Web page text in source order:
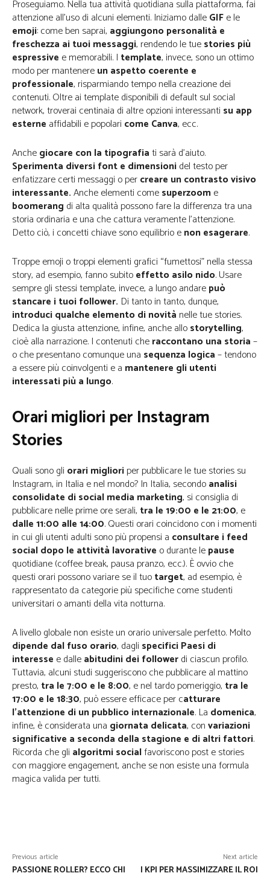
Proseguiamo. Nella tua attività quotidiana sulla piattaforma, fai
attenzione all’uso di alcuni elementi. Iniziamo dalleGIFe le
emoji: come ben saprai, aggiungono personalità e
freschezza ai tuoi messaggi, rendendo le tuestories più
espressive e memorabili. I template, invece, sono un ottimo
modo per mantenereun aspetto coerente e
professionale, risparmiando tempo nella creazione dei
contenuti. Oltre ai template disponibili di default sul social
network, troverai centinaia di altre opzioni interessanti su app
esterne affidabili e popolari come Canva, ecc.
Anchegiocare con la tipografiati sarà d’aiuto.
Sperimenta diversi fonte dimensionidel testo per
enfatizzare certi messaggi o percreare un contrasto visivo
interessante.Anche elementi comesuperzoome
boomerang di alta qualità possono fare la differenza tra una
storia ordinaria e una che cattura veramente l’attenzione.
Detto ciò, i concetti chiave sono equilibrio enon esagerare.
Troppe emoji o troppi elementi grafici “fumettosi” nella stessa
story, ad esempio, fanno subitoeffetto asilo nido. Usare
sempre gli stessi template, invece, a lungo andarepuò
stancare i tuoi follower. Di tanto in tanto, dunque,
introduci qualche elemento di novità nelle tue stories.
Dedica la giusta attenzione, infine, anche allostorytelling,
cioè alla narrazione. I contenuti cheraccontano una storia–
o che presentano comunque una sequenza logica– tendono
a essere più coinvolgenti e a mantenere gli utenti
interessati più a lungo.
Orari migliori per Instagram
Stories
Quali sono gli orari miglioriper pubblicare le tue stories su
Instagram, in Italia e nel mondo? In Italia, secondoanalisi
consolidate di social media marketing, si consiglia di
pubblicare nelle prime ore serali, tra le 19:00 e le 21:00, e
dalle 11:00 alle 14:00. Questi orari coincidono con i momenti
in cui gli utenti adulti sono più propensi a consultare i feed
social dopo le attività lavorative o durante lepause
quotidiane (coffee break, pausa pranzo, ecc.). È ovvio che
questi orari possono variare se il tuotarget, ad esempio, è
rappresentato da categorie più specifiche come studenti
universitari o amanti della vita notturna.
A livello globale non esiste un orario universale perfetto. Molto
dipende dal fuso orario, dagli specifici Paesi di
interesse e dalleabitudini dei followerdi ciascun profilo.
Tuttavia, alcuni studi suggeriscono che pubblicare al mattino
presto, tra le 7:00 e le 8:00, e nel tardo pomeriggio, tra le
17:00 e le 18:30, può essere efficace per catturare
l’attenzione di un pubblico internazionale. La domenica,
infine, è considerata una giornata delicata, convariazioni
significative a seconda della stagione e di altri fattori.
Ricorda che gli algoritmi socialfavoriscono post e stories
con maggiore engagement, anche se non esiste una formula
magica valida per tutti.
Previous article
PASSIONE ROLLER? ECCO CHI
Next article
I KPI PER MASSIMIZZARE IL ROI